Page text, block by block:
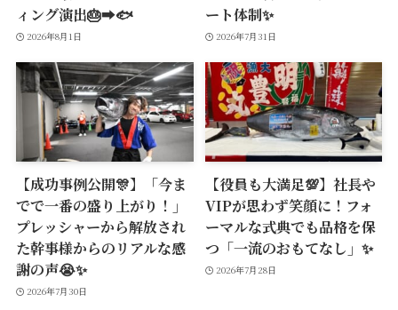
ィング演出🎂➡️🐟
2026年8月1日
ート体制✨
2026年7月31日
【成功事例公開🎊】「今ま
でで一番の盛り上がり！」
プレッシャーから解放され
た幹事様からのリアルな感
謝の声😭✨
2026年7月30日
【役員も大満足💯】社長や
VIPが思わず笑顔に！フォ
ーマルな式典でも品格を保
つ「一流のおもてなし」✨
2026年7月28日